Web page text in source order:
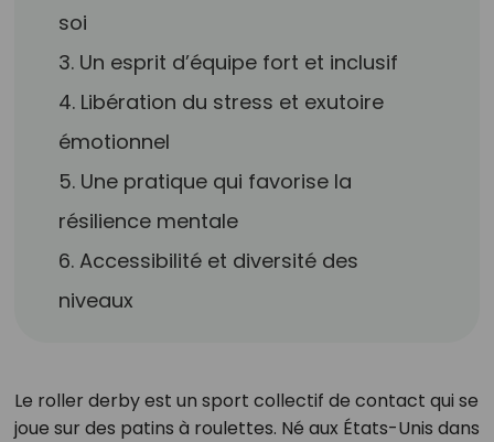
soi
3. Un esprit d’équipe fort et inclusif
4. Libération du stress et exutoire
émotionnel
5. Une pratique qui favorise la
résilience mentale
6. Accessibilité et diversité des
niveaux
Le roller derby est un sport collectif de contact qui se
joue sur des patins à roulettes. Né aux États-Unis dans